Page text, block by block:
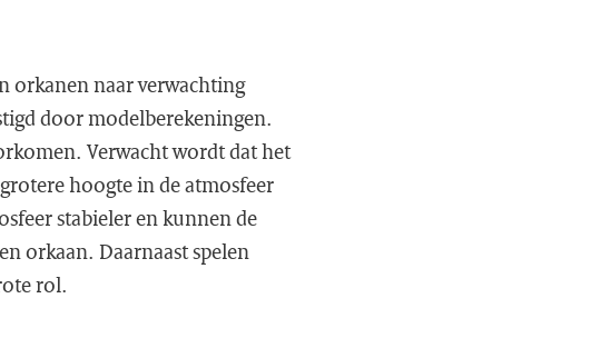
orkanen naar verwachting
door modelberekeningen.
Verwacht wordt dat het
hoogte in de atmosfeer
stabieler en kunnen de
orkaan. Daarnaast spelen
rol.